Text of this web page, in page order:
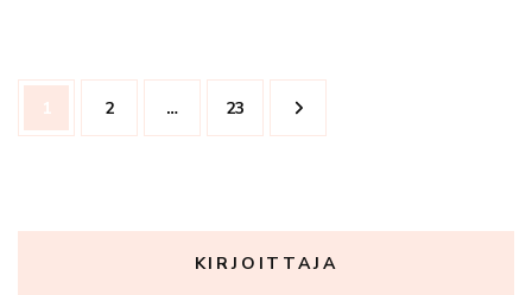
Artikkelien
sivutus
Sivu
1 Sivu
2 … Sivu
23
KIRJOITTAJA